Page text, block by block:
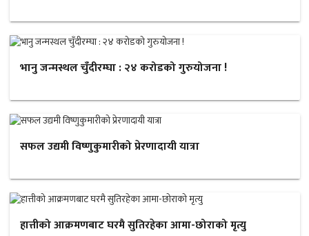
भानु जन्मस्थल चुँदीरम्घा : २४ करोडको गुरुयोजना !
सफल उद्यमी विष्णुकुमारीको प्रेरणादायी यात्रा
हात्तीको आक्रमणबाट घरमै सुतिरहेका आमा-छोराको मृत्यु